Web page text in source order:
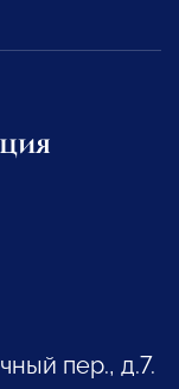
пер., д.7.